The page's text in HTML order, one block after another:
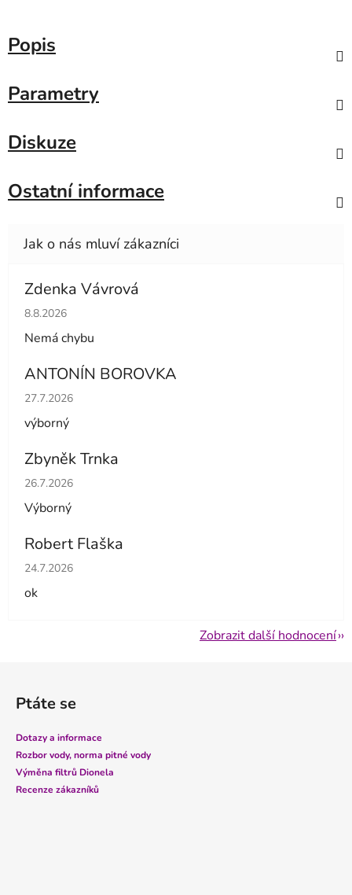
Popis
Parametry
Diskuze
Ostatní informace
Zdenka Vávrová
Hodnocení obchodu je 5 z 5 hvězdiček.
8.8.2026
Nemá chybu
ANTONÍN BOROVKA
Hodnocení obchodu je 5 z 5 hvězdiček.
27.7.2026
výborný
Zbyněk Trnka
Hodnocení obchodu je 5 z 5 hvězdiček.
26.7.2026
Výborný
Robert Flaška
Hodnocení obchodu je 5 z 5 hvězdiček.
24.7.2026
ok
Zobrazit další hodnocení
Ptáte se
Dotazy a informace
Rozbor vody, norma pitné vody
Výměna filtrů Dionela
Recenze zákazníků